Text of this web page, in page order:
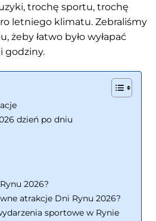
trochę sportu, trochę
letniego klimatu. Zebraliśmy
żeby łatwo było wyłapać
godziny.
dzień po dniu
2026?
atrakcje Dni Rynu 2026?
sportowe w Rynie